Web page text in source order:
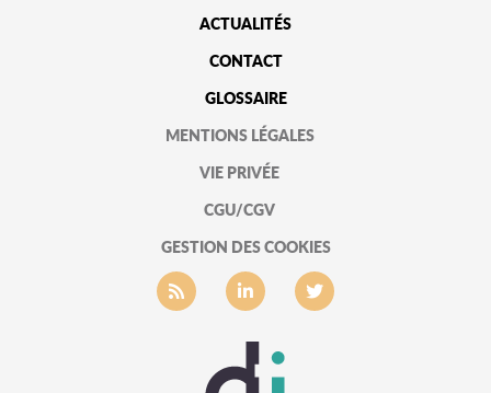
ACTUALITÉS
CONTACT
GLOSSAIRE
MENTIONS LÉGALES
VIE PRIVÉE
CGU/CGV
GESTION DES COOKIES